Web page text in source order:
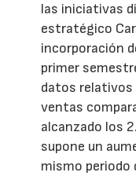
las iniciativas
estratégico
incorporación
primer
datos relativos
ventas
alcanzado los
supone un
mismo periodo